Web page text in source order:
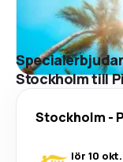
Stockholm till
Stockholm -
lör 10 okt.